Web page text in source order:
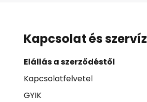
Kapcsolat és szervíz
Elállás a szerződéstől
Kapcsolatfelvetel
GYIK